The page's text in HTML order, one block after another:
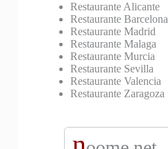
Restaurante Alicante
Restaurante Barcelona
Restaurante Madrid
Restaurante Malaga
Restaurante Murcia
Restaurante Sevilla
Restaurante Valencia
Restaurante Zaragoza